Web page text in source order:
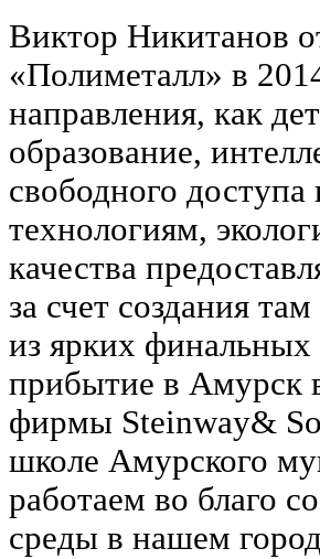
Виктор Никитанов
«Полиметалл» в
направления, как
образование,
свободного
технологиям,
качества
за счет создания
из ярких финальных
прибытие в Амурск
фирмы Steinway&
школе Амурского
работаем во благо
среды в нашем